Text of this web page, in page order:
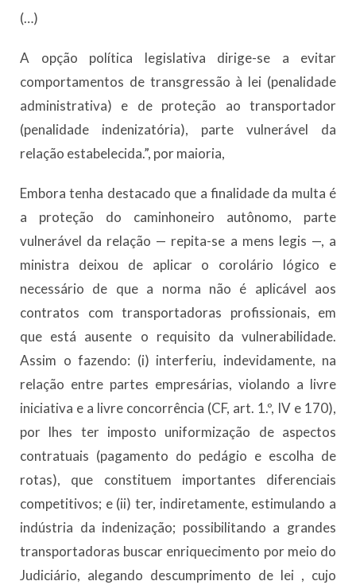
(…)
A opção política legislativa dirige-se a evitar
comportamentos de transgressão à lei (penalidade
administrativa) e de proteção ao transportador
(penalidade indenizatória), parte vulnerável da
relação estabelecida.”, por maioria,
Embora tenha destacado que a finalidade da multa é
a proteção do caminhoneiro autônomo, parte
vulnerável da relação — repita-se a mens legis —, a
ministra deixou de aplicar o corolário lógico e
necessário de que a norma não é aplicável aos
contratos com transportadoras profissionais, em
que está ausente o requisito da vulnerabilidade.
Assim o fazendo: (i) interferiu, indevidamente, na
relação entre partes empresárias, violando a livre
iniciativa e a livre concorrência (CF, art. 1.º, IV e 170),
por lhes ter imposto uniformização de aspectos
contratuais (pagamento do pedágio e escolha de
rotas), que constituem importantes diferenciais
competitivos; e (ii) ter, indiretamente, estimulando a
indústria da indenização; possibilitando a grandes
transportadoras buscar enriquecimento por meio do
Judiciário, alegando descumprimento de lei , cujo